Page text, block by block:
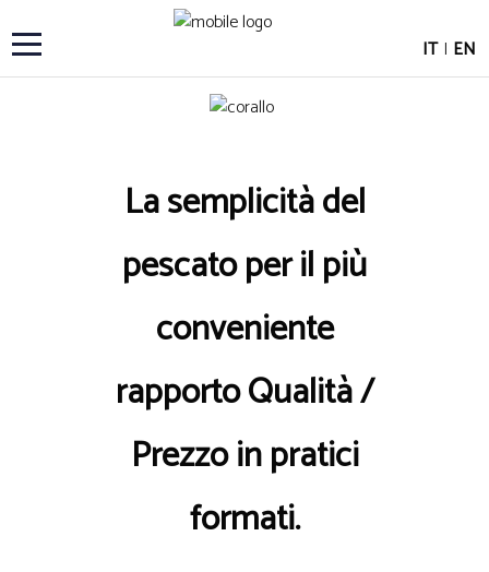
IT | EN
La semplicità del
pescato per il più
conveniente
rapporto Qualità /
Prezzo in pratici
formati.